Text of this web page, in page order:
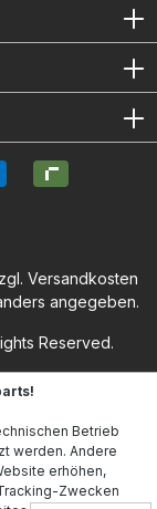
Versandkosten
angegeben.
Reserved.
Betrieb
werden. Andere
erhöhen,
Zwecken